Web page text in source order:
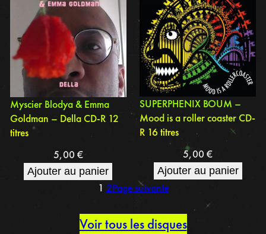
Myscier Blodya & Emma
Goldman – Della CD-R 12
titres
5,00 €
Ajouter au panier
SUPERPHENIX BOUM –
Mood is a roller coaster CD-
R 16 titres
5,00€
Ajouter au panier
1 2Page suivante
Voir tous les disques